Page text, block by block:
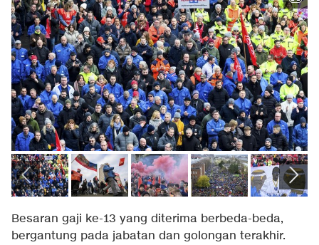
Besaran gaji ke-13 yang diterima berbeda-beda,
bergantung pada jabatan dan golongan terakhir.